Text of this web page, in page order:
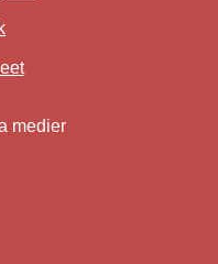
Länk till annan
medier